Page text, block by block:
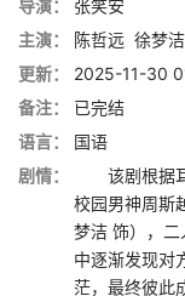
导演：
张笑安
主演：
陈哲远 徐梦洁
更新：
2025-11-30
备注：
已完结
语言：
国语
剧情：
该剧根据耳
校园男神周斯
梦洁 饰），
中逐渐发现对
茫，最终彼此